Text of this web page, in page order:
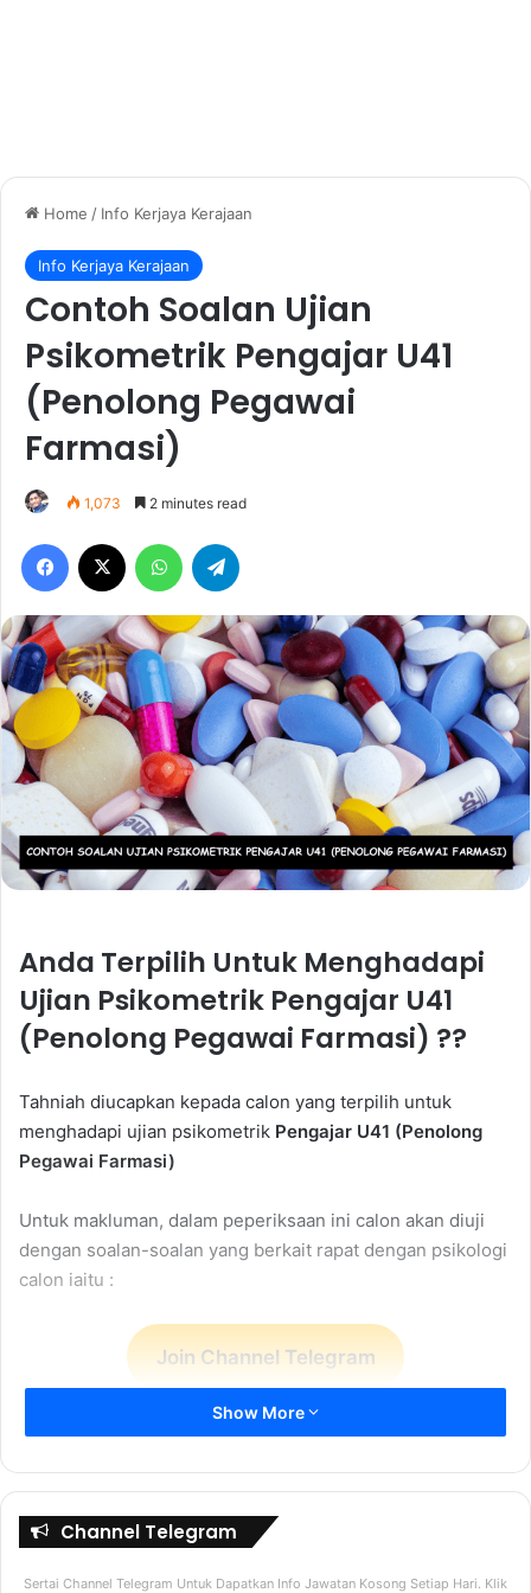
Home / Info Kerjaya Kerajaan
Info Kerjaya Kerajaan
Contoh Soalan Ujian
Psikometrik Pengajar U41
(Penolong Pegawai
Farmasi)
1,073 2 minutes read
Facebook WhatsApp
Anda Terpilih Untuk Menghadapi
Ujian Psikometrik Pengajar U41
(Penolong Pegawai Farmasi) ??
Tahniah diucapkan kepada calon yang terpilih untuk
menghadapi ujian psikometrik Pengajar U41 (Penolong
Pegawai Farmasi)
Untuk makluman, dalam peperiksaan ini calon akan diuji
dengan soalan-soalan yang berkait rapat dengan psikologi
calon iaitu :
Join Channel Telegram
penilaian adalah adalah SKEMA “nilaian positif” yang telah
ditetapkan. Setiap jawapan ada “SKOR” tersendiri dan pada
akhirnya calon ditapis daripada mereka yang mempunyai
“SKOR” tinggi. Itu ja. Jadi tips penting untuk sukses dalam
Show More
Channel Telegram
Sertai Channel Telegram Untuk Dapatkan Info Jawatan Kosong Setiap Hari. Klik